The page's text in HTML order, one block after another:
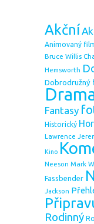
Akční
Animovaný
Bruce Willis
Hemsworth
Dobrodružný
Fantasy
Historický
Lawrence
Kino
Neeson Mark
Fassbender
Jackson
Rodinný